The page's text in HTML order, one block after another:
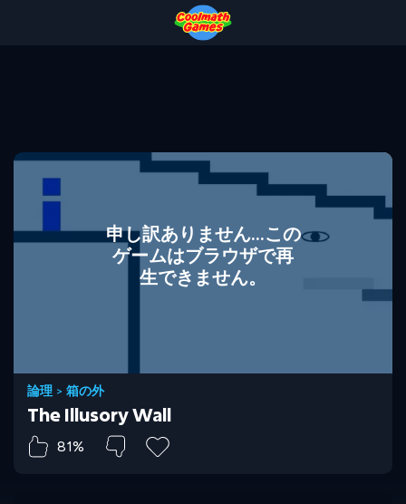
申し訳ありません...この
ゲームはブラウザで再
生できません。
論理 > 箱の外
The Illusory Wall
81%